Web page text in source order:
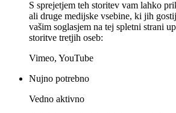
S sprejetjem teh storitev vam lahko
ali druge medijske vsebine, ki jih
vašim soglasjem na tej spletni strani
storitve tretjih oseb:
Vimeo, YouTube
Nujno potrebno
Vedno aktivno